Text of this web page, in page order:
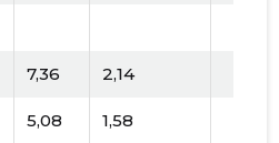
7,36 2,14
5,08 1,58